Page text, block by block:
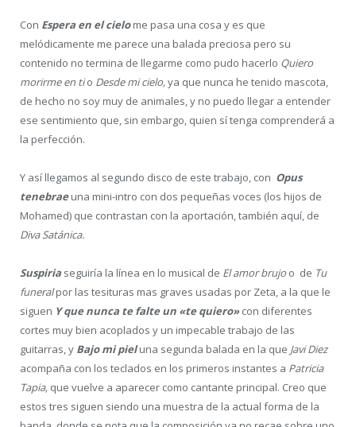
Con Espera en el cielome pasa una cosa y es que
melódicamente me parece una balada preciosa pero su
contenido no termina de llegarme como pudo hacerlo Quiero
morirme en tio Desde mi cielo,ya que nunca he tenido mascota,
de hecho no soy muy de animales, y no puedo llegar a entender
ese sentimiento que, sin embargo, quien sí tenga comprenderá a
la perfección.
Y así llegamos al segundo disco de este trabajo, con Opus
tenebraeuna mini-intro con dos pequeñas voces (los hijos de
Mohamed) que contrastan con la aportación, también aquí, de
Diva Satánica.
Suspiria seguiría la línea en lo musical de El amor brujo o de Tu
funeralpor las tesituras mas graves usadas por Zeta, a la que le
siguen Y que nunca te falte un «te quiero»con diferentes
cortes muy bien acoplados y un impecable trabajo de las
guitarras, y Bajo mi pieluna segunda balada en la que Javi Diez
acompaña con los teclados en los primeros instantes a Patricia
Tapia, que vuelve a aparecer como cantante principal. Creo que
estos tres siguen siendo una muestra de la actual forma de la